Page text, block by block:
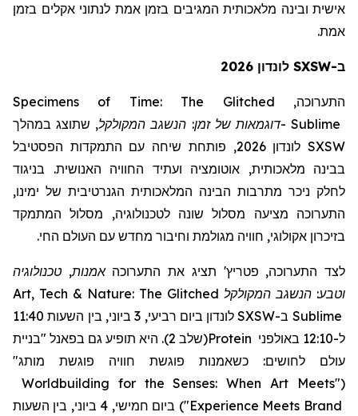
אישית ובינה מלאכותית המגיבים בזמן אמת לנתוני אקלים בזמן
אמת.
ב-SXSW לונדון 2026
התערוכה, Specimens of Time: The Glitched
Sublime
-דוגמאות של זמן: הנשגב המקולקל, שתוצג במהלך
SXSW
לונדון 2026, פותחת שיחה עם התמקדות הפסטיבל
בבינה מלאכותית, אוטומציה ועתיד החוויה האנושית. בניגוד
לחלק ניכר מתרבות הבינה המלאכותית הגנרטיבית של ימינו,
התערוכה מציעה מסלול שונה לטכנולוגיה, מסלול המתמקד
בזיכרון אקולוגי, חוויה מגולמת וחיבור מחדש עם העולם החי.
לצד התערוכה, פטריץ' תציג את התערוכה אמנות, טכנולוגיה
וטבע: הנשגב המקולקל Art, Tech & Nature: The Glitched
Sublime ב-SXSW
לונדון ביום רביעי, 3 ביוני, בין השעות 11:40
ל-12:10 באולפני
Protein(שלב 2). היא תופיע גם בפאנל
"בניית
עולם לחושים: כשאמנות פוגשת חוויה פוגשת מותג"
(
"
Worldbuilding for the Senses: When Art Meets
Experience Meets Brand
"
)
ביום חמישי, 4 ביוני, בין השעות